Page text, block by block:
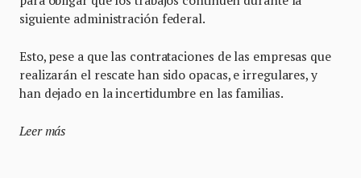
siguiente administración federal.
Esto, pese a que las contrataciones de las empresas que
realizarán el rescate han sido opacas, e irregulares, y
han dejado en la incertidumbre en las familias.
Leer más